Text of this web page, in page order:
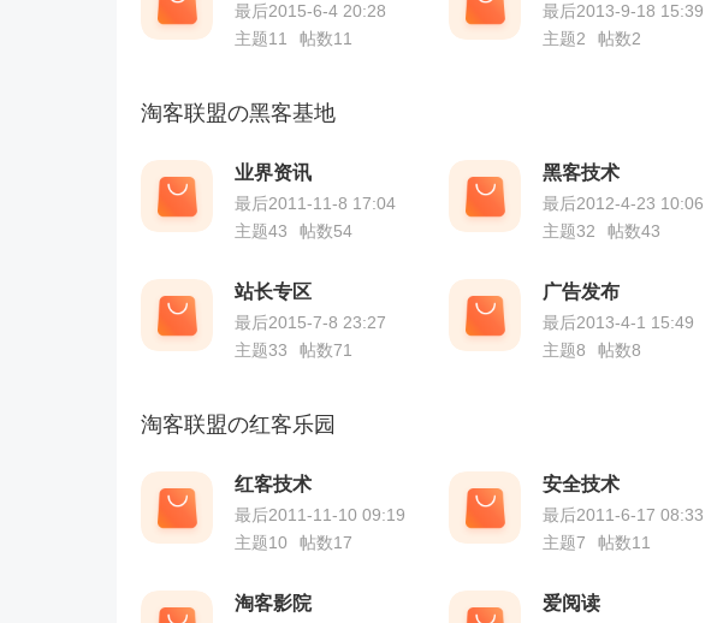
最后2015-6-4 20:28
主题11
帖数11
最后2013-9-18 15:39
主题2
帖数2
淘客联盟の黑客基地
业界资讯
最后2011-11-8 17:04
主题43
帖数54
黑客技术
最后2012-4-23 10:06
主题32
帖数43
站长专区
最后2015-7-8 23:27
主题33
帖数71
广告发布
最后2013-4-1 15:49
主题8
帖数8
淘客联盟の红客乐园
红客技术
最后2011-11-10 09:19
主题10
帖数17
安全技术
最后2011-6-17 08:33
主题7
帖数11
淘客影院 爱阅读